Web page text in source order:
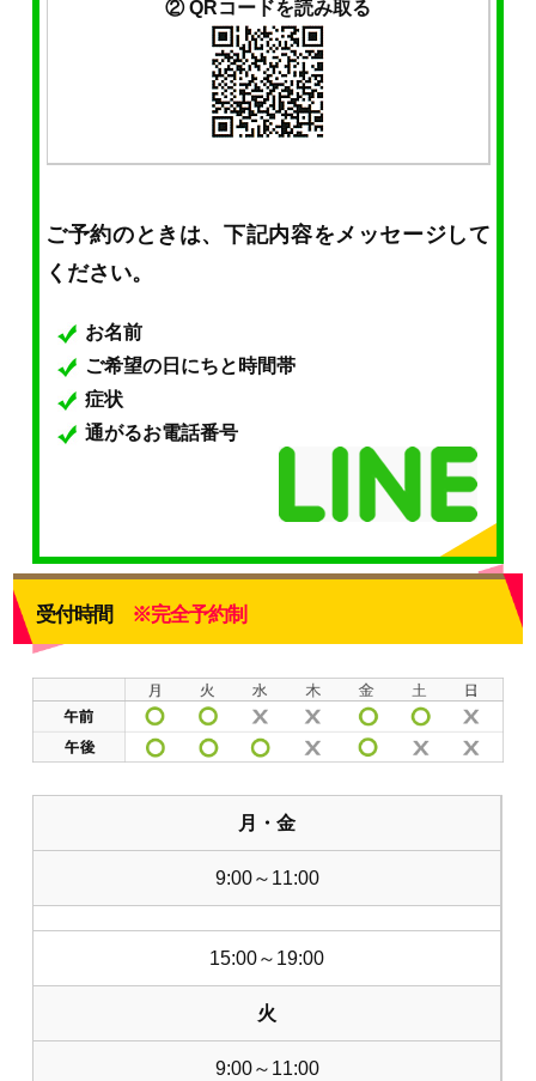
② QRコードを読み取る
ご予約のときは、下記内容をメッセージして
ください。
お名前
ご希望の日にちと時間帯
症状
通がるお電話番号
受付時間 ※完全予約制
月・金
9:00～11:00
15:00～19:00
火
9:00～11:00